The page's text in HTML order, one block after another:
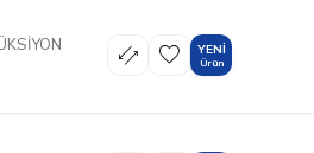
YENI
Ürün